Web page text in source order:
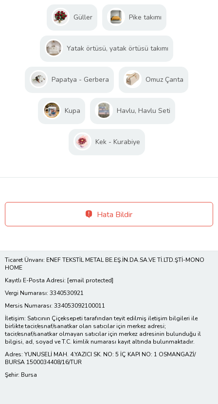
Güller Pike takımı
Yatak örtüsü, yatak örtüsü takımı
Papatya - Gerbera Omuz Çanta
Kupa Havlu, Havlu Seti
Kek - Kurabiye
Hata Bildir
Ticaret Ünvanı: ENEF TEKSTİL METAL BE.EŞ.İN.DA.SA.VE Tİ.LTD.ŞTİ-MONO
HOME
Kayıtlı E-Posta Adresi: [email protected]
Vergi Numarası: 3340530921
Mersis Numarası: 334053092100011
İletişim: Satıcının Çiçeksepeti tarafından teyit edilmiş iletişim bilgileri ile
birlikte tacir/esnaf/sanatkar olan satıcılar için merkez adresi;
tacir/esnaf/sanatkar olmayan satıcılar için merkez adresinin bulunduğu il
bilgisi, ad, soyad ve T.C. kimlik numarası kayıt altında bulunmaktadır.
Adres: YUNUSELİ MAH. 4.YAZICI SK. NO: 5 İÇ KAPI NO: 1 OSMANGAZİ/
BURSA 1500034408/16/TUR
Şehir: Bursa